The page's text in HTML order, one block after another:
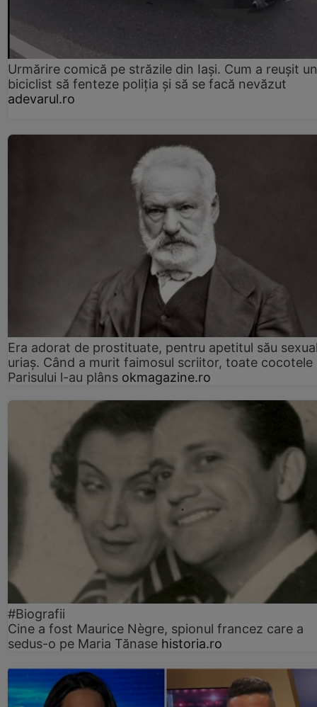
Urmărire comică pe străzile din Iași. Cum a reușit un
biciclist să fenteze poliția și să se facă nevăzut
adevarul.ro
Era adorat de prostituate, pentru apetitul său
uriaș. Când a murit faimosul scriitor, toate cocotele
Parisului l-au plâns okmagazine.ro
#Biografii
Cine a fost Maurice Nègre, spionul francez care a
sedus-o pe Maria Tănase historia.ro